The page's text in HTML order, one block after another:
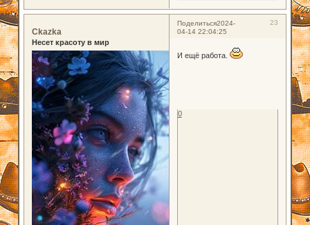
Поделиться 23
2024-
04-14 22:04:25
Ckazka
Несет красоту в мир
И ещё работа.
0